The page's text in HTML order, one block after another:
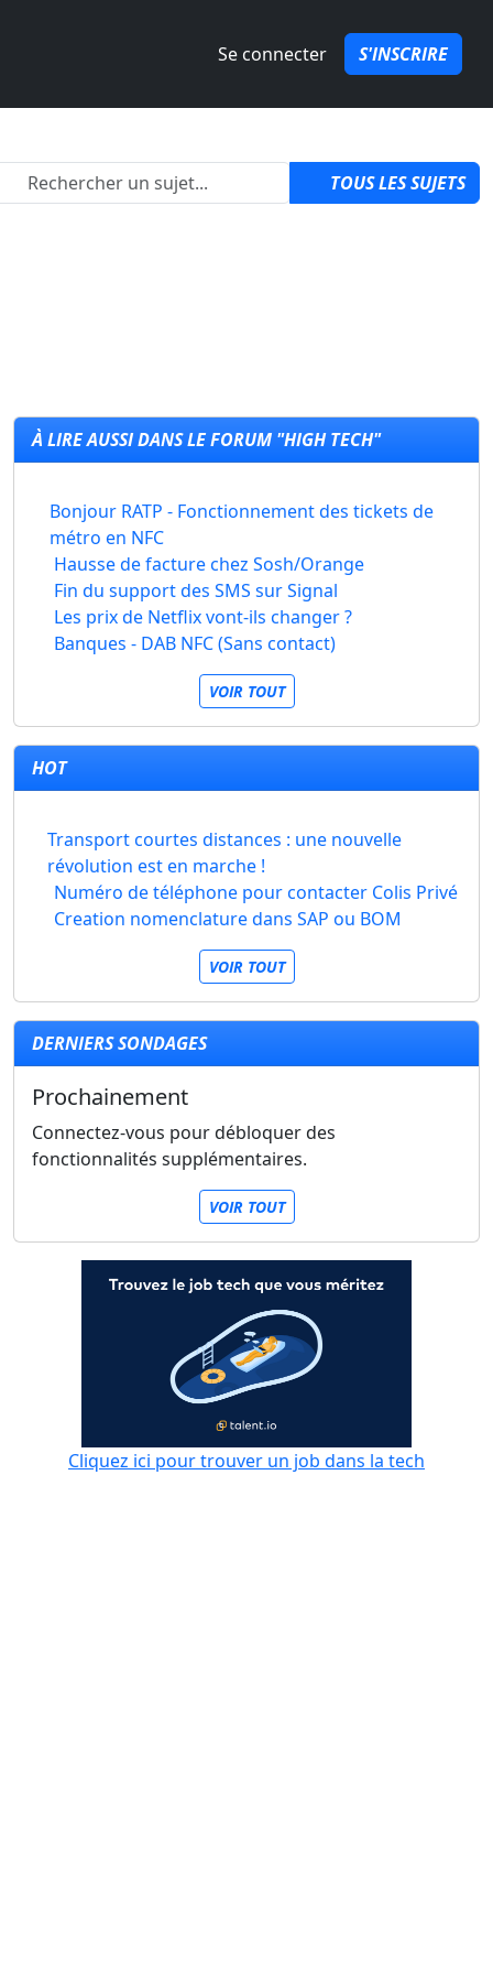
Se connecter S'INSCRIRE
2 TOUS LES SUJETS
À LIRE AUSSI DANS LE FORUM "HIGH TECH"
Bonjour RATP - Fonctionnement des tickets de
métro en NFC
Hausse de facture chez Sosh/Orange
Fin du support des SMS sur Signal
Les prix de Netflix vont-ils changer ?
Banques - DAB NFC (Sans contact)
VOIR TOUT
HOT
Transport courtes distances : une nouvelle
révolution est en marche !
Numéro de téléphone pour contacter Colis Privé
Creation nomenclature dans SAP ou BOM
VOIR TOUT
DERNIERS SONDAGES
Prochainement
Connectez-vous pour débloquer des
fonctionnalités supplémentaires.
VOIR TOUT
Cliquez ici pour trouver un job dans la tech